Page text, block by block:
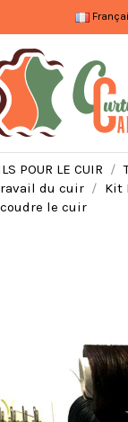
POUR LE CUIR
du cuir
Kit
le cuir